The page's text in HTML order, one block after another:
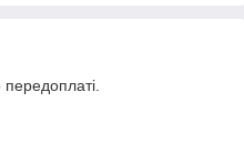
передоплаті.